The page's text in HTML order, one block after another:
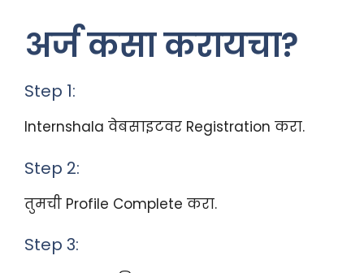
अर्ज कसा करायचा?
Step 1:
Internshala वेबसाइटवर Registration करा.
Step 2:
तुमची Profile Complete करा.
Step 3: